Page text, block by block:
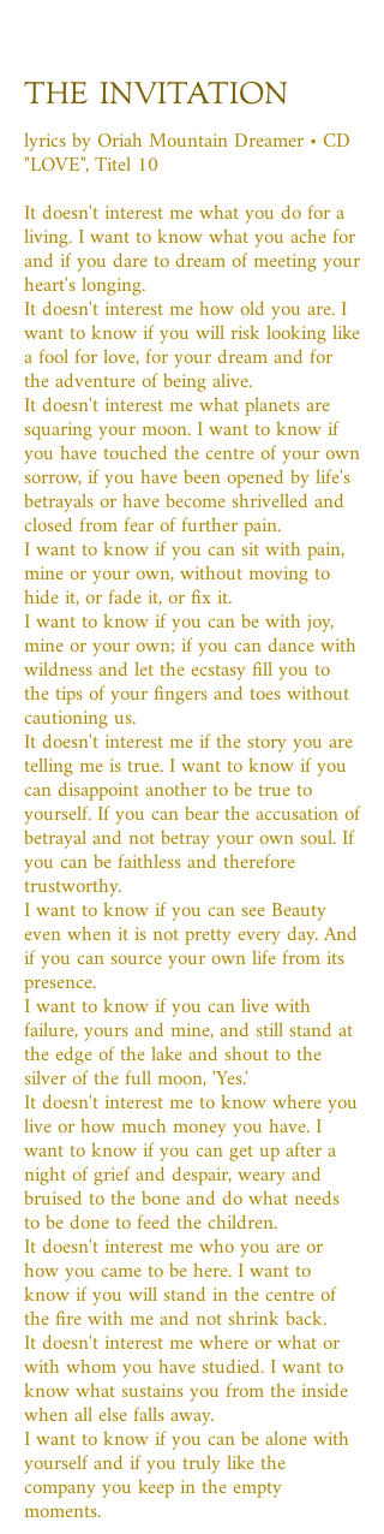
THE INVITATION
lyrics by Oriah Mountain Dreamer • CD
"LOVE", Titel 10
It doesn't interest me what you do for a
living. I want to know what you ache for
and if you dare to dream of meeting your
heart's longing.
It doesn't interest me how old you are. I
want to know if you will risk looking like
a fool for love, for your dream and for
the adventure of being alive.
It doesn't interest me what planets are
squaring your moon. I want to know if
you have touched the centre of your own
sorrow, if you have been opened by life's
betrayals or have become shrivelled and
closed from fear of further pain.
I want to know if you can sit with pain,
mine or your own, without moving to
hide it, or fade it, or fix it.
I want to know if you can be with joy,
mine or your own; if you can dance with
wildness and let the ecstasy fill you to
the tips of your fingers and toes without
cautioning us.
It doesn't interest me if the story you are
telling me is true. I want to know if you
can disappoint another to be true to
yourself. If you can bear the accusation of
betrayal and not betray your own soul. If
you can be faithless and therefore
trustworthy.
I want to know if you can see Beauty
even when it is not pretty every day. And
if you can source your own life from its
presence.
I want to know if you can live with
failure, yours and mine, and still stand at
the edge of the lake and shout to the
silver of the full moon, 'Yes.'
It doesn't interest me to know where you
live or how much money you have. I
want to know if you can get up after a
night of grief and despair, weary and
bruised to the bone and do what needs
to be done to feed the children.
It doesn't interest me who you are or
how you came to be here. I want to
know if you will stand in the centre of
the fire with me and not shrink back.
It doesn't interest me where or what or
with whom you have studied. I want to
know what sustains you from the inside
when all else falls away.
I want to know if you can be alone with
yourself and if you truly like the
company you keep in the empty
moments.